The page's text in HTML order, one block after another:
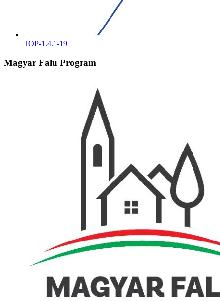
TOP-1.4.1-19
Magyar Falu Program